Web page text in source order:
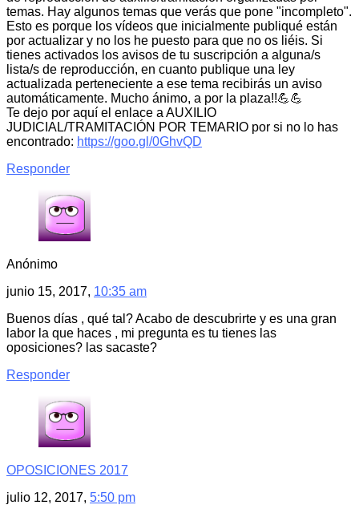
temas. Hay algunos temas que verás que pone "incompleto".
Esto es porque los vídeos que inicialmente publiqué están
por actualizar y no los he puesto para que no os liéis. Si
tienes activados los avisos de tu suscripción a alguna/s
lista/s de reproducción, en cuanto publique una ley
actualizada perteneciente a ese tema recibirás un aviso
automáticamente. Mucho ánimo, a por la plaza!!💪💪
Te dejo por aquí el enlace a AUXILIO
JUDICIAL/TRAMITACIÓN POR TEMARIO por si no lo has
encontrado: https://goo.gl/0GhvQD
Responder
Anónimo
junio 15, 2017, 10:35 am
Buenos días , qué tal? Acabo de descubrirte y es una gran
labor la que haces , mi pregunta es tu tienes las
oposiciones? las sacaste?
Responder
OPOSICIONES 2017
julio 12, 2017, 5:50 pm